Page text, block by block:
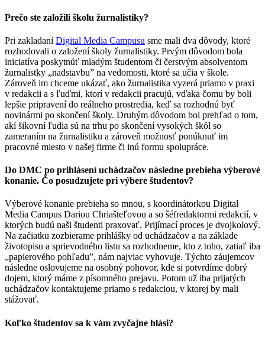
Prečo ste založili školu žurnalistiky?
Pri zakladaníDigital Media Campusu sme mali dva dôvody, ktoré
rozhodovali o založení školy žurnalistiky. Prvým dôvodom bola
iniciatíva poskytnúť mladým študentom či čerstvým absolventom
žurnalistky „nadstavbu” na vedomosti, ktoré sa učia v škole.
Zároveň im chceme ukázať, ako žurnalistika vyzerá priamo v praxi
v redakcii a s ľuďmi, ktorí v redakcii pracujú, vďaka čomu by boli
lepšie pripravení do reálneho prostredia, keď sa rozhodnú byť
novinármi po skončení školy. Druhým dôvodom bol prehľad o tom,
akí šikovní ľudia sú na trhu po skončení vysokých škôl so
zameraním na žurnalistiku a zároveň možnosť ponúknuť im
pracovné miesto v našej firme či inú formu spolupráce.
Do DMC po prihlásení uchádzačov následne prebieha výberové
konanie. Čo posudzujete pri výbere študentov?
Výberové konanie prebieha so mnou, s koordinátorkou Digital
Media Campus Dariou Chriašteľovou a so šéfredaktormi redakcií, v
ktorých budú naši študenti praxovať. Prijímací proces je dvojkolový.
Na začiatku zozbierame prihlášky od uchádzačov a na základe
životopisu a sprievodného listu sa rozhodneme, kto z toho, zatiaľ iba
„papierového pohľadu”, nám najviac vyhovuje. Týchto záujemcov
následne oslovujeme na osobný pohovor, kde si potvrdíme dobrý
dojem, ktorý máme z písomného prejavu. Potom už iba prijatých
uchádzačov kontaktujeme priamo s redakciou, v ktorej by mali
stážovať.
Koľko študentov sa k vám zvyčajne hlási?